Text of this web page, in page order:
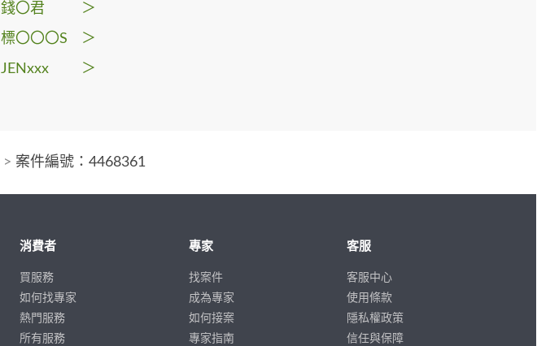
錢〇君 ＞
標〇〇〇S ＞
JENxxx ＞
> 案件編號：4468361
消費者
買服務
如何找專家
熱門服務
所有服務
專家
找案件
成為專家
如何接案
專家指南
客服
客服中心
使用條款
隱私權政策
信任與保障